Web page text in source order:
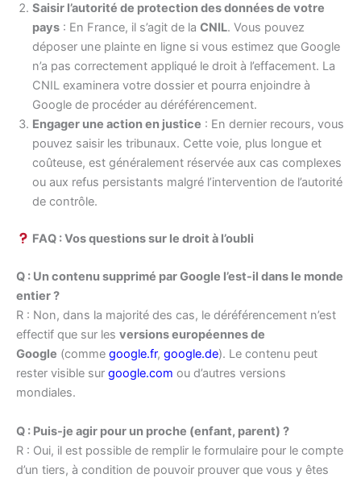
Saisir l’autorité de protection des données de votre
pays : En France, il s’agit de la CNIL. Vous pouvez
déposer une plainte en ligne si vous estimez que Google
n’a pas correctement appliqué le droit à l’effacement. La
CNIL examinera votre dossier et pourra enjoindre à
Google de procéder au déréférencement.
Engager une action en justice : En dernier recours, vous
pouvez saisir les tribunaux. Cette voie, plus longue et
coûteuse, est généralement réservée aux cas complexes
ou aux refus persistants malgré l’intervention de l’autorité
de contrôle.
FAQ : Vos questions sur le droit à l’oubli
Q : Un contenu supprimé par Google l’est-il dans le monde
entier ?
R : Non, dans la majorité des cas, le déréférencement n’est
effectif que sur les versions européennes de
Google (comme google.fr, google.de). Le contenu peut
rester visible sur google.com ou d’autres versions
mondiales.
Q : Puis-je agir pour un proche (enfant, parent) ?
R : Oui, il est possible de remplir le formulaire pour le compte
d’un tiers, à condition de pouvoir prouver que vous y êtes